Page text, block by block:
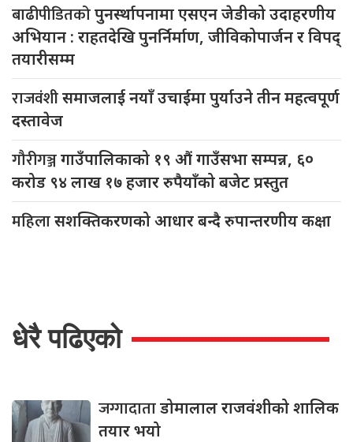
बाढीपीडितकोपुनर्स्थापनामा एसएन जेडीको उदाहरणीय
अभियान : राहतदेखि पुनर्निर्माण, जीविकोपार्जन र विपद्
तयारीसम्म
राजवंशीसमाजलाई नयाँ उचाईमा पुर्याउने तीन महत्वपूर्ण
दस्तावेज
गौरीगञ्जगाउँपालिकाको १९ औं गाउँसभा सम्पन्न, ६०
करोड ९४ लाख १७ हजार रुपैयाँको बजेट प्रस्तुत
महिलासशक्तिकरणको आधार बन्दै रुपान्तरणीय कक्षा
धेरै पढिएको
जग्गादाताडोमालाल राजवंशीको शालिक
तयार भयो